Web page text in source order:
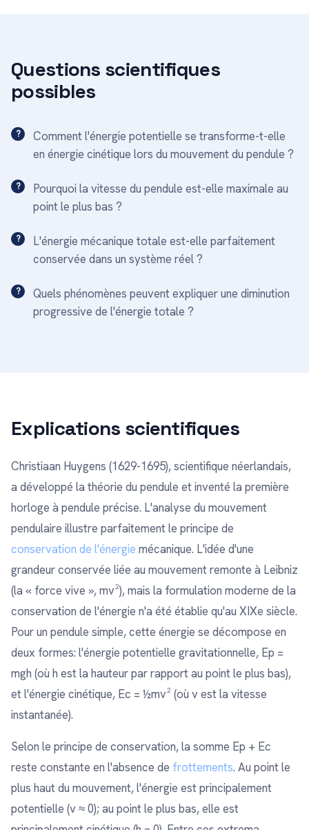
Questions scientifiques
possibles
Comment l'énergie potentielle se transforme-t-elle
en énergie cinétique lors du mouvement du pendule ?
Pourquoi la vitesse du pendule est-elle maximale au
point le plus bas ?
L'énergie mécanique totale est-elle parfaitement
conservée dans un système réel ?
Quels phénomènes peuvent expliquer une diminution
progressive de l'énergie totale ?
Explications scientifiques
Christiaan Huygens (1629-1695), scientifique néerlandais,
a développé la théorie du pendule et inventé la première
horloge à pendule précise. L'analyse du mouvement
pendulaire illustre parfaitement le principe de
conservation de l'énergie mécanique. L'idée d'une
grandeur conservée liée au mouvement remonte à Leibniz
(la « force vive », mv²), mais la formulation moderne de la
conservation de l'énergie n'a été établie qu'au XIXe siècle.
Pour un pendule simple, cette énergie se décompose en
deux formes: l'énergie potentielle gravitationnelle, Ep =
mgh (où h est la hauteur par rapport au point le plus bas),
et l'énergie cinétique, Ec = ½mv² (où v est la vitesse
instantanée).
Selon le principe de conservation, la somme Ep + Ec
reste constante en l'absence de frottements. Au point le
plus haut du mouvement, l'énergie est principalement
potentielle (v ≈ 0); au point le plus bas, elle est